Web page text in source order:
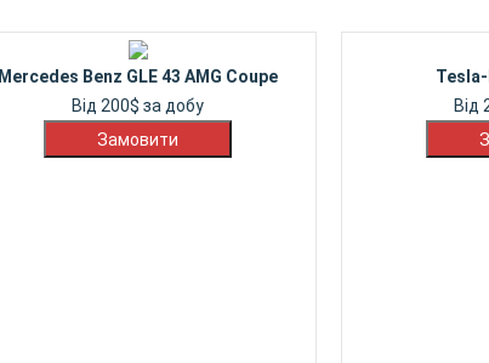
Mercedes Benz GLE 43 AMG Coupe
Від 200$ за добу
Від